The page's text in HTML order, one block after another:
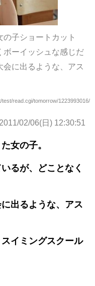
子ショートカット
ボーイッシュな感じだ
に出るような、アス
read.cgi/tomorrow/1223993016/
2011/02/06(日) 12:30:51
女の子。
るが、どことなく
出るような、アス
イミングスクール